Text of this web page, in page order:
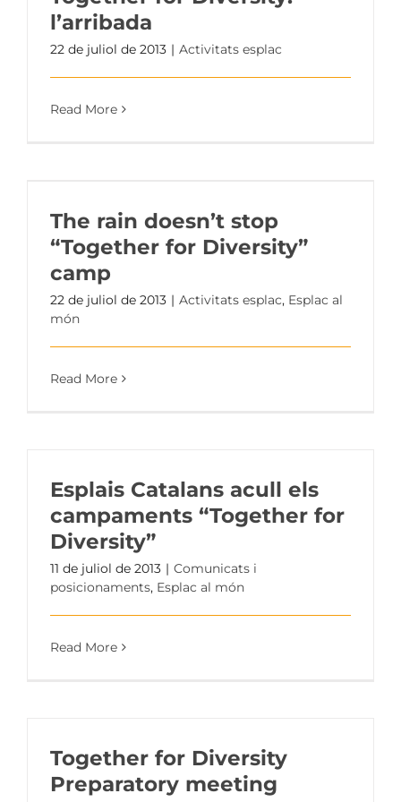
l’arribada
22 de juliol de 2013 | Activitats esplac
Read More
The rain doesn’t stop
“Together for Diversity”
camp
22 de juliol de 2013 | Activitats esplac, Esplac al
món
Read More
Esplais Catalans acull els
campaments “Together for
Diversity”
11 de juliol de 2013 | Comunicats i
posicionaments, Esplac al món
Read More
Together for Diversity
Preparatory meeting